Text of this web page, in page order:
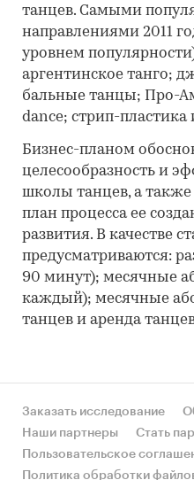
танцев. Самыми
направлениями 2011
уровнем
аргентинское танго;
бальные танцы; Про-
dance; стрип-пластика
Бизнес-планом
целесообразность и
школы танцев, а также
план процесса ее
развития. В качестве
предусматриваются:
90 минут); месячные
каждый); месячные
танцев и аренда
Заказать исследование
Наши партнеры
Стать
Пользовательское
Политика обработки